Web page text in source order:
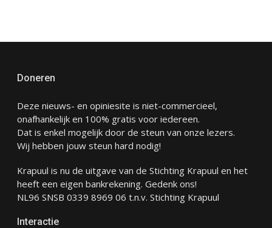
Doneren
Deze nieuws- en opiniesite is niet-commercieel,
onafhankelijk en 100% gratis voor iedereen.
Dat is enkel mogelijk door de steun van onze lezers.
Wij hebben jouw steun hard nodig!
Krapuul is nu de uitgave van de Stichting Krapuul en het
heeft een eigen bankrekening. Gedenk ons!
NL96 SNSB 0339 8969 06 t.n.v. Stichting Krapuul
Interactie